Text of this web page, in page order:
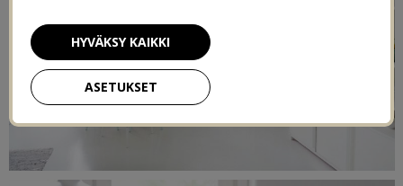
ASETUKSET
HYVÄKSY KAIKKI